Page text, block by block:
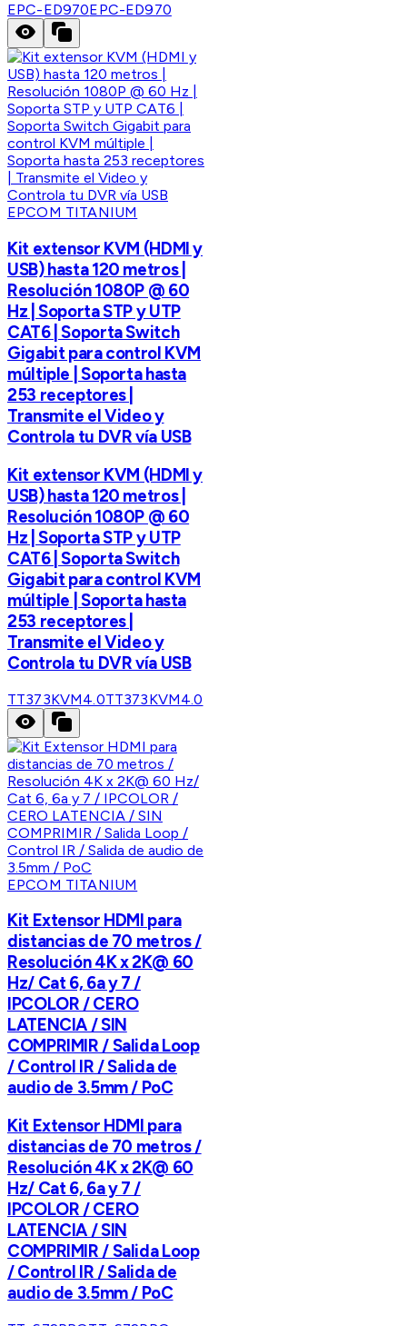
EPC-ED970EPC-ED970
EPCOM TITANIUM
Kit extensor KVM (HDMI y
USB) hasta 120 metros |
Resolución 1080P @ 60
Hz | Soporta STP y UTP
CAT6 | Soporta Switch
Gigabit para control KVM
múltiple | Soporta hasta
253 receptores |
Transmite el Video y
Controla tu DVR vía USB
Kit extensor KVM (HDMI y
USB) hasta 120 metros |
Resolución 1080P @ 60
Hz | Soporta STP y UTP
CAT6 | Soporta Switch
Gigabit para control KVM
múltiple | Soporta hasta
253 receptores |
Transmite el Video y
Controla tu DVR vía USB
TT373KVM4.0TT373KVM4.0
EPCOM TITANIUM
Kit Extensor HDMI para
distancias de 70 metros /
Resolución 4K x 2K@ 60
Hz/ Cat 6, 6a y 7 /
IPCOLOR / CERO
LATENCIA / SIN
COMPRIMIR / Salida Loop
/ Control IR / Salida de
audio de 3.5mm / PoC
Kit Extensor HDMI para
distancias de 70 metros /
Resolución 4K x 2K@ 60
Hz/ Cat 6, 6a y 7 /
IPCOLOR / CERO
LATENCIA / SIN
COMPRIMIR / Salida Loop
/ Control IR / Salida de
audio de 3.5mm / PoC